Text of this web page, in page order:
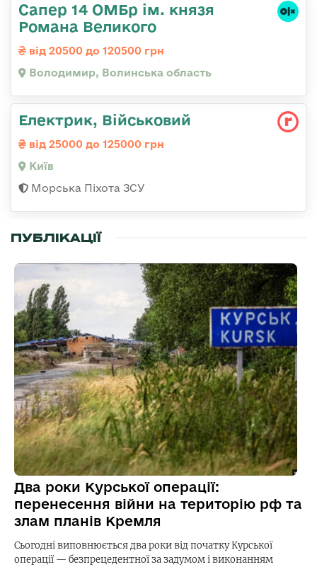
Сапер 14 ОМБр ім. князя
Романа Великого
від 20500 до 120500 грн
Володимир, Волинська область
Електрик, Військовий
від 25000 до 125000 грн
Київ
Морська Піхота ЗСУ
ПУБЛІКАЦІЇ
Два роки Курської операції:
перенесення війни на територію рф та
злам планів Кремля
Сьогодні виповнюється два роки від початку Курської
операції — безпрецедентної за задумом і виконанням